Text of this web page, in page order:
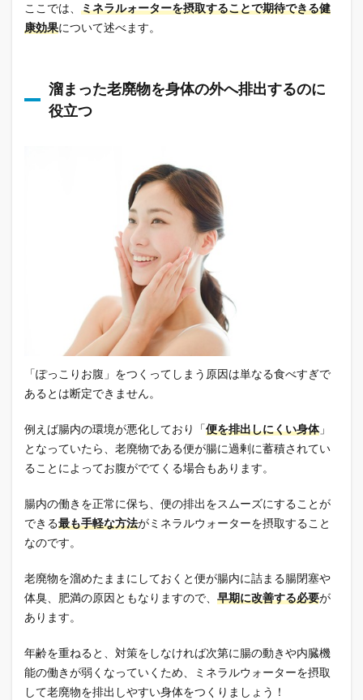
ここでは、 ミネラルォーターを摂取することで期待できる健
康効果について述べます。
溜まった老廃物を身体の外へ排出するのに
役立つ
「ぽっこりお腹」をつくってしまう原因は単なる食べすぎで
あるとは断定できません。
例えば腸内の環境が悪化しており「便を排出しにくい身体」
となっていたら、老廃物である便が腸に過剰に蓄積されてい
ることによってお腹がでてくる場合もあります。
腸内の働きを正常に保ち、便の排出をスムーズにすることが
できる最も手軽な方法がミネラルウォーターを摂取すること
なのです。
老廃物を溜めたままにしておくと便が腸内に詰まる腸閉塞や
体臭、肥満の原因ともなりますので、 早期に改善する必要が
あります。
年齢を重ねると、対策をしなければ次第に腸の動きや内臓機
能の働きが弱くなっていくため、ミネラルウォーターを摂取
して老廃物を排出しやすい身体をつくりましょう！